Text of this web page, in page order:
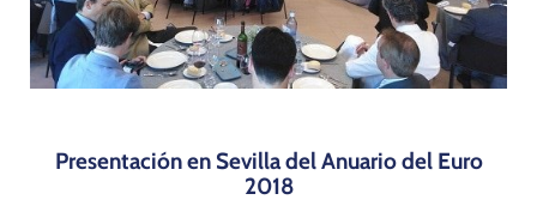
Presentación en Sevilla del Anuario del Euro
2018